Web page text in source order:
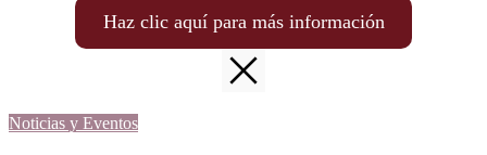
Haz clic aquí para más información
Noticias y Eventos